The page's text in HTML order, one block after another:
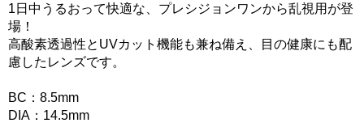
1日中うるおって快適な、プレシジョンワンから乱視用が登
場！
高酸素透過性とUVカット機能も兼ね備え、目の健康にも配
慮したレンズです。
BC：8.5mm
DIA：14.5mm